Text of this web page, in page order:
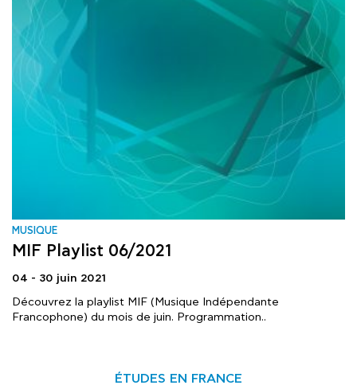
MUSIQUE
MIF Playlist 06/2021
04 - 30 juin 2021
Découvrez la playlist MIF (Musique Indépendante
Francophone) du mois de juin. Programmation..
ÉTUDES EN FRANCE